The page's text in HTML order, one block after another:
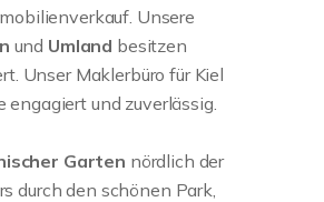
Unsere
und Umland besitzen
Unser Maklerbüro für Kiel
und zuverlässig.
Garten nördlich der
durch den schönen Park,